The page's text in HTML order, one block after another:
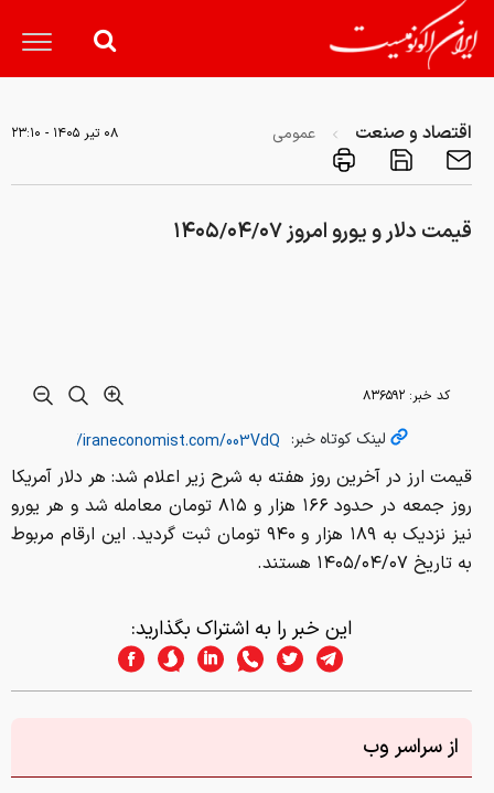
اقتصاد و صنعت عمومی ۰۸ تير ۱۴۰۵ - ۲۳:۱۰
قیمت دلار و یورو امروز ۱۴۰۵/۰۴/۰۷
کد خبر: ۸۳۶۵۹۲
لینک کوتاه خبر:
قیمت ارز در آخرین روز هفته به شرح زیر اعلام شد: هر دلار آمریکا
روز جمعه در حدود ۱۶۶ هزار و ۸۱۵ تومان معامله شد و هر یورو
نیز نزدیک به ۱۸۹ هزار و ۹۴۰ تومان ثبت گردید. این ارقام مربوط
به تاریخ ۱۴۰۵/۰۴/۰۷ هستند.
این خبر را به اشتراک بگذارید:
از سراسر وب